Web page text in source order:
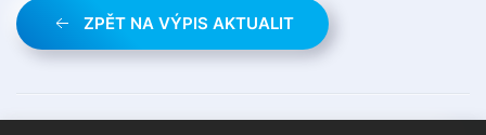
ZPĚT NA VÝPIS AKTUALIT